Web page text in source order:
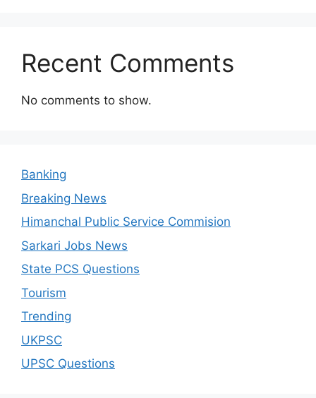
Recent Comments
No comments to show.
Banking
Breaking News
Himanchal Public Service Commision
Sarkari Jobs News
State PCS Questions
Tourism
Trending
UKPSC
UPSC Questions